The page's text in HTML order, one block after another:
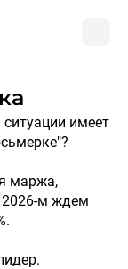
маржа,
2026-м ждем